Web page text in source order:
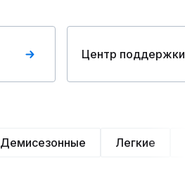
Центр поддержки
Демисезонные Легкие